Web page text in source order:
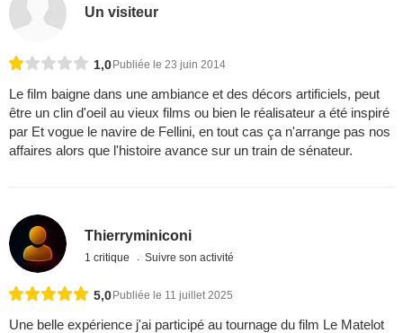
Un visiteur
1,0 Publiée le 23 juin 2014
Le film baigne dans une ambiance et des décors artificiels, peut
être un clin d'oeil au vieux films ou bien le réalisateur a été inspiré
par Et vogue le navire de Fellini, en tout cas ça n'arrange pas nos
affaires alors que l'histoire avance sur un train de sénateur.
Thierryminiconi
1 critique Suivre son activité
5,0Publiée le 11 juillet 2025
Une belle expérience j'ai participé au tournage du film Le Matelot